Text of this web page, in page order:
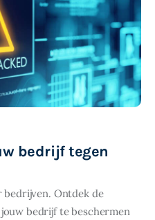
bedrijf tegen
Ontdek de
bedrijf te beschermen